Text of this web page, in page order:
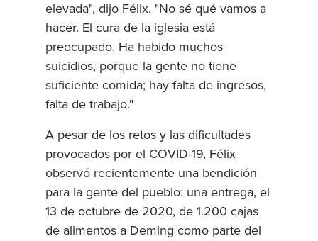
elevada", dijo Félix. "No sé qué vamos a
hacer. El cura de la iglesia está
preocupado. Ha habido muchos
suicidios, porque la gente no tiene
suficiente comida; hay falta de ingresos,
falta de trabajo."
A pesar de los retos y las dificultades
provocados por el COVID-19, Félix
observó recientemente una bendición
para la gente del pueblo: una entrega, el
13 de octubre de 2020, de 1.200 cajas
de alimentos a Deming como parte del